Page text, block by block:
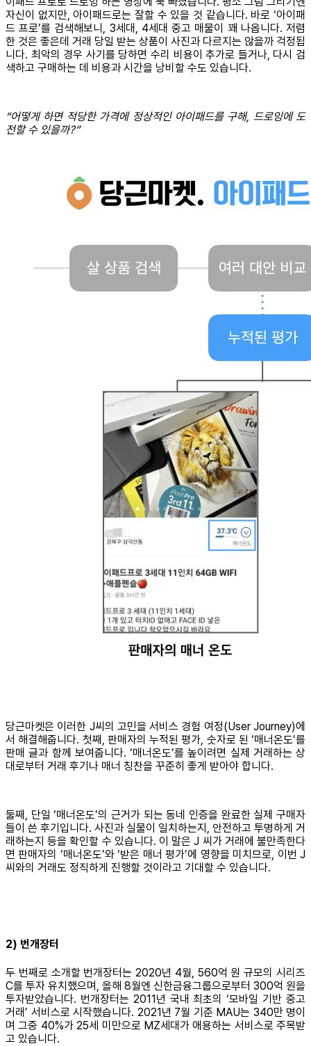
자신이 없지만, 아이패드로는 잘할 수 있을 것 같습니다. 바로 ‘아이패
드 프로’를 검색해보니, 3세대, 4세대 중고 매물이 꽤 나옵니다. 저렴
한 것은 좋은데 거래 당일 받는 상품이 사진과 다르지는 않을까 걱정됩
니다. 최악의 경우 사기를 당하면 수리 비용이 추가로 들거나, 다시 검
색하고 구매하는 데 비용과 시간을 낭비할 수도 있습니다.
“어떻게 하면 적당한 가격에 정상적인 아이패드를 구해, 드로잉에 도
전할 수 있을까?”
당근마켓은 이러한 J씨의 고민을 서비스 경험 여정(User Journey)에
서 해결해줍니다. 첫째, 판매자의 누적된 평가, 숫자로 된 ‘매너온도’를
판매 글과 함께 보여줍니다. ‘매너온도’를 높이려면 실제 거래하는 상
대로부터 거래 후기나 매너 칭찬을 꾸준히 좋게 받아야 합니다.
둘째, 단일 ‘매너온도’의 근거가 되는 동네 인증을 완료한 실제 구매자
들이 쓴 후기입니다. 사진과 실물이 일치하는지, 안전하고 투명하게 거
래하는지 등을 확인할 수 있습니다. 이 말은 J 씨가 거래에 불만족한다
면 판매자의 ‘매너온도’와 ‘받은 매너 평가’에 영향을 미치므로, 이번 J
씨와의 거래도 정직하게 진행할 것이라고 기대할 수 있습니다.
2) 번개장터
두 번째로 소개할 번개장터는 2020년 4월, 560억 원 규모의 시리즈
C를 투자 유치했으며, 올해 8월엔 신한금융그룹으로부터 300억 원을
투자받았습니다. 번개장터는 2011년 국내 최초의 ‘모바일 기반 중고
거래’ 서비스로 시작했습니다. 2021년 7월 기준 MAU는 340만 명이
며 그중 40%가 25세 미만으로 MZ세대가 애용하는 서비스로 주목받
고 있습니다.